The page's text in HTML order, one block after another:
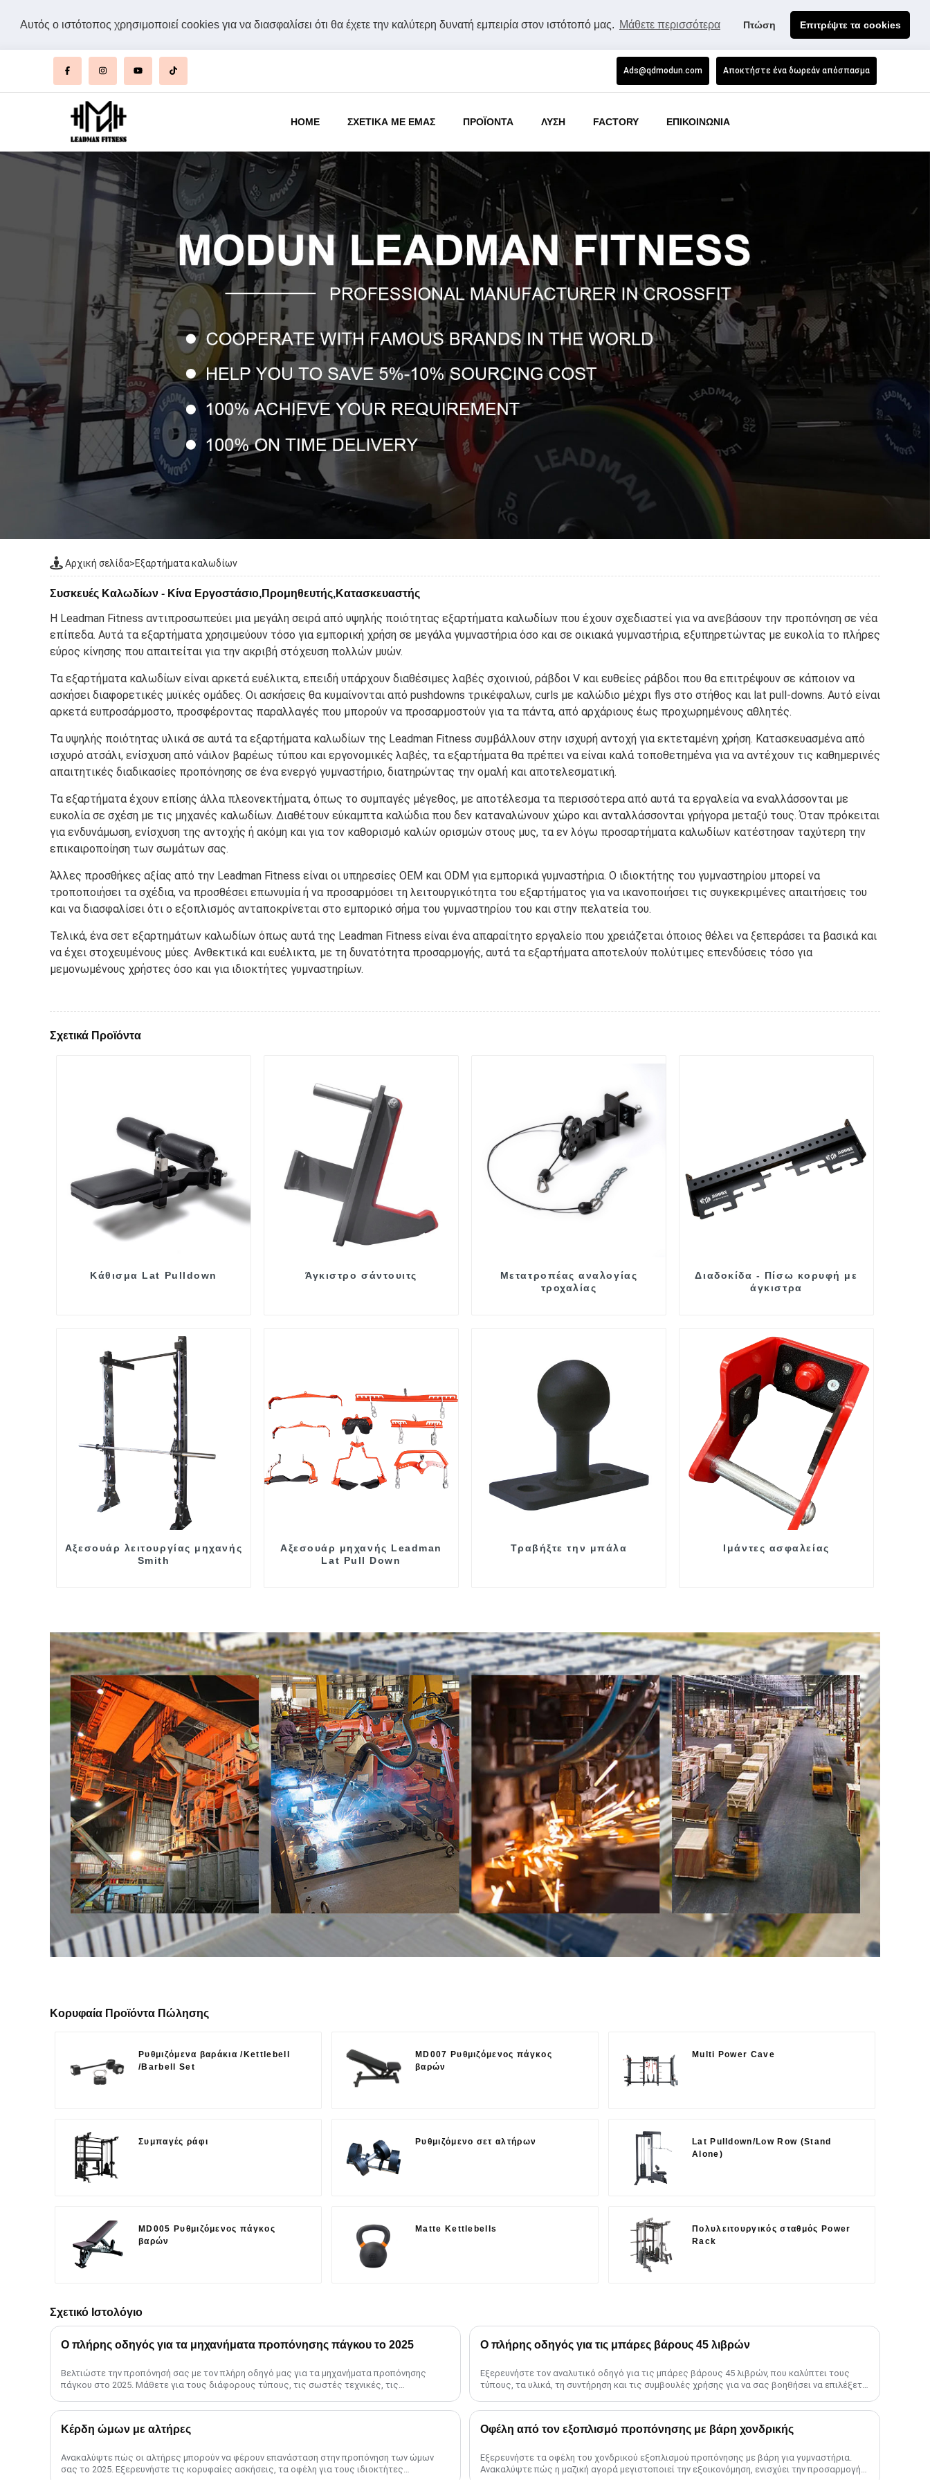
Αυτός ο ιστότοπος χρησιμοποιεί cookies για να διασφαλίσει ότι θα έχετε την καλύτερη δυνατή εμπειρία στον ιστότοπό μας. Μάθετε περισσότερα Πτώση Επιτρέψτε τα cookies
Ads@qdmodun.com Αποκτήστε ένα δωρεάν απόσπασμα
HOME ΣΧΕΤΙΚΑ ΜΕ ΕΜΑΣ ΠΡΟΪΟΝΤΑ ΛΥΣΗ FACTORY ΕΠΙΚΟΙΝΩΝΙΑ
Αρχική σελίδα>Εξαρτήματα καλωδίων
Συσκευές Καλωδίων - Κίνα Εργοστάσιο,Προμηθευτής,Κατασκευαστής
Η Leadman Fitness αντιπροσωπεύει μια μεγάλη σειρά από υψηλής ποιότητας εξαρτήματα καλωδίων που έχουν σχεδιαστεί για να ανεβάσουν την προπόνηση σε νέα
επίπεδα. Αυτά τα εξαρτήματα χρησιμεύουν τόσο για εμπορική χρήση σε μεγάλα γυμναστήρια όσο και σε οικιακά γυμναστήρια, εξυπηρετώντας με ευκολία το πλήρες
εύρος κίνησης που απαιτείται για την ακριβή στόχευση πολλών μυών.
Τα εξαρτήματα καλωδίων είναι αρκετά ευέλικτα, επειδή υπάρχουν διαθέσιμες λαβές σχοινιού, ράβδοι V και ευθείες ράβδοι που θα επιτρέψουν σε κάποιον να
ασκήσει διαφορετικές μυϊκές ομάδες. Οι ασκήσεις θα κυμαίνονται από pushdowns τρικέφαλων, curls με καλώδιο μέχρι flys στο στήθος και lat pull-downs. Αυτό είναι
αρκετά ευπροσάρμοστο, προσφέροντας παραλλαγές που μπορούν να προσαρμοστούν για τα πάντα, από αρχάριους έως προχωρημένους αθλητές.
Τα υψηλής ποιότητας υλικά σε αυτά τα εξαρτήματα καλωδίων της Leadman Fitness συμβάλλουν στην ισχυρή αντοχή για εκτεταμένη χρήση. Κατασκευασμένα από
ισχυρό ατσάλι, ενίσχυση από νάιλον βαρέως τύπου και εργονομικές λαβές, τα εξαρτήματα θα πρέπει να είναι καλά τοποθετημένα για να αντέχουν τις καθημερινές
απαιτητικές διαδικασίες προπόνησης σε ένα ενεργό γυμναστήριο, διατηρώντας την ομαλή και αποτελεσματική.
Τα εξαρτήματα έχουν επίσης άλλα πλεονεκτήματα, όπως το συμπαγές μέγεθος, με αποτέλεσμα τα περισσότερα από αυτά τα εργαλεία να εναλλάσσονται με
ευκολία σε σχέση με τις μηχανές καλωδίων. Διαθέτουν εύκαμπτα καλώδια που δεν καταναλώνουν χώρο και ανταλλάσσονται γρήγορα μεταξύ τους. Όταν πρόκειται
για ενδυνάμωση, ενίσχυση της αντοχής ή ακόμη και για τον καθορισμό καλών ορισμών στους μυς, τα εν λόγω προσαρτήματα καλωδίων κατέστησαν ταχύτερη την
επικαιροποίηση των σωμάτων σας.
Άλλες προσθήκες αξίας από την Leadman Fitness είναι οι υπηρεσίες OEM και ODM για εμπορικά γυμναστήρια. Ο ιδιοκτήτης του γυμναστηρίου μπορεί να
τροποποιήσει τα σχέδια, να προσθέσει επωνυμία ή να προσαρμόσει τη λειτουργικότητα του εξαρτήματος για να ικανοποιήσει τις συγκεκριμένες απαιτήσεις του
και να διασφαλίσει ότι ο εξοπλισμός ανταποκρίνεται στο εμπορικό σήμα του γυμναστηρίου του και στην πελατεία του.
Τελικά, ένα σετ εξαρτημάτων καλωδίων όπως αυτά της Leadman Fitness είναι ένα απαραίτητο εργαλείο που χρειάζεται όποιος θέλει να ξεπεράσει τα βασικά και
να έχει στοχευμένους μύες. Ανθεκτικά και ευέλικτα, με τη δυνατότητα προσαρμογής, αυτά τα εξαρτήματα αποτελούν πολύτιμες επενδύσεις τόσο για
μεμονωμένους χρήστες όσο και για ιδιοκτήτες γυμναστηρίων.
Σχετικά Προϊόντα
Κάθισμα Lat Pulldown Άγκιστρο σάντουιτς
Μετατροπέας αναλογίας
τροχαλίας
Διαδοκίδα - Πίσω κορυφή με
άγκιστρα
Αξεσουάρ λειτουργίας μηχανής
Smith
Αξεσουάρ μηχανής Leadman
Lat Pull Down
Τραβήξτε την μπάλα Ιμάντες ασφαλείας
Κορυφαία Προϊόντα Πώλησης
Ρυθμιζόμενα βαράκια /Kettlebell
/Barbell Set
MD007 Ρυθμιζόμενος πάγκος
βαρών
Multi Power Cave
Συμπαγές ράφι Ρυθμιζόμενο σετ αλτήρων
Lat Pulldown/Low Row (Stand
Alone)
MD005 Ρυθμιζόμενος πάγκος
βαρών
Matte Kettlebells
Πολυλειτουργικός σταθμός Power
Rack
Σχετικό Ιστολόγιο
Ο πλήρης οδηγός για τα μηχανήματα προπόνησης πάγκου το 2025
Βελτιώστε την προπόνησή σας με τον πλήρη οδηγό μας για τα μηχανήματα προπόνησης
πάγκου στο 2025. Μάθετε για τους διάφορους τύπους, τις σωστές τεχνικές, τις
Ο πλήρης οδηγός για τις μπάρες βάρους 45 λιβρών
Εξερευνήστε τον αναλυτικό οδηγό για τις μπάρες βάρους 45 λιβρών, που καλύπτει τους
τύπους, τα υλικά, τη συντήρηση και τις συμβουλές χρήσης για να σας βοηθήσει να επιλέξετε
Κέρδη ώμων με αλτήρες
Ανακαλύψτε πώς οι αλτήρες μπορούν να φέρουν επανάσταση στην προπόνηση των ώμων
σας το 2025. Εξερευνήστε τις κορυφαίες ασκήσεις, τα οφέλη για τους ιδιοκτήτες
Οφέλη από τον εξοπλισμό προπόνησης με βάρη χονδρικής
Εξερευνήστε τα οφέλη του χονδρικού εξοπλισμού προπόνησης με βάρη για γυμναστήρια.
Ανακαλύψτε πώς η μαζική αγορά μεγιστοποιεί την εξοικονόμηση, ενισχύει την προσαρμογή